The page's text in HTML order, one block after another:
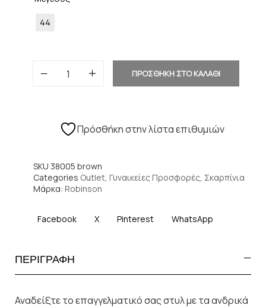
44
ΠΡΟΣΘΗΚΗ ΣΤΟ ΚΑΛΑΘΙ
Πρόσθήκη στην λίστα επιθυμιών
SKU 38005 brown
Categories Outlet Γυναικείες Προσφορές Σκαρπίνια
Μάρκα: Robinson
Facebook X Pinterest WhatsApp
ΠΕΡΙΓΡΑΦΗ
Αναδείξτε το επαγγελματικό σας στυλ με τα ανδρικά